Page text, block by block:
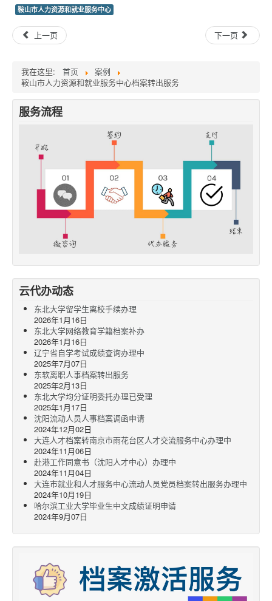
鞍山市人力资源和就业服务中心
上一页 下一页
我在这里: 首页
案例
鞍山市人力资源和就业服务中心档案转出服务
服务流程
云代办动态
东北大学留学生离校手续办理
2026年1月16日
东北大学网络教育学籍档案补办
2026年1月16日
辽宁省自学考试成绩查询办理中
2025年7月07日
东软离职人事档案转出服务
2025年2月13日
东北大学均分证明委托办理已受理
2025年1月17日
沈阳流动人员人事档案调函申请
2024年12月02日
大连人才档案转南京市雨花台区人才交流服务中心办理中
2024年11月06日
赴港工作同意书（沈阳人才中心）办理中
2024年11月04日
大连市就业和人才服务中心流动人员党员档案转出服务办理中
2024年10月19日
哈尔滨工业大学毕业生中文成绩证明申请
2024年9月07日